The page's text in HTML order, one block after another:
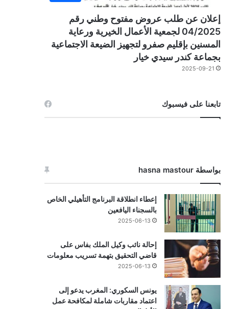
إعلان عن طلب عروض مفتوح وطني رقم
04/2025 لجمعية الأعمال الخيرية ورعاية
المسنين بإقليم صفرو لتجهيز الضيعة الاجتماعية
بجماعة كندر سيدي خيار
2025-09-21
تابعنا على فيسبوك
بواسطة hasna mastour
إعطاء انطلاقة البرنامج التأهيلي الخاص
بالسجناء اليافعين
2025-06-13
إحالة نائب وكيل الملك بفاس على
قاضي التحقيق بتهمة تسريب معلومات
2025-06-13
يونس السكوري: المغرب يدعو إلى
اعتماد مقاربات شاملة لمكافحة عمل